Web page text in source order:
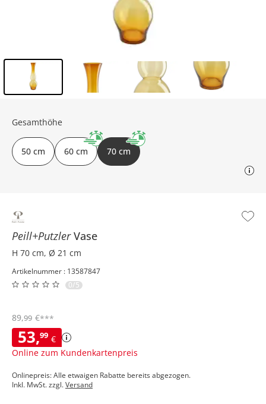
Peill+PutzlerVase
H 70 cm, Ø 21 cm
Artikelnummer : 13587847
0/5
53,99 €
Online zum Kundenkartenpreis
89,99 €***
Onlinepreis: Alle etwaigen Rabatte bereits abgezogen.
Inkl. MwSt. zzgl.Versand
Gesamthöhe
50 cm 60 cm 70 cm